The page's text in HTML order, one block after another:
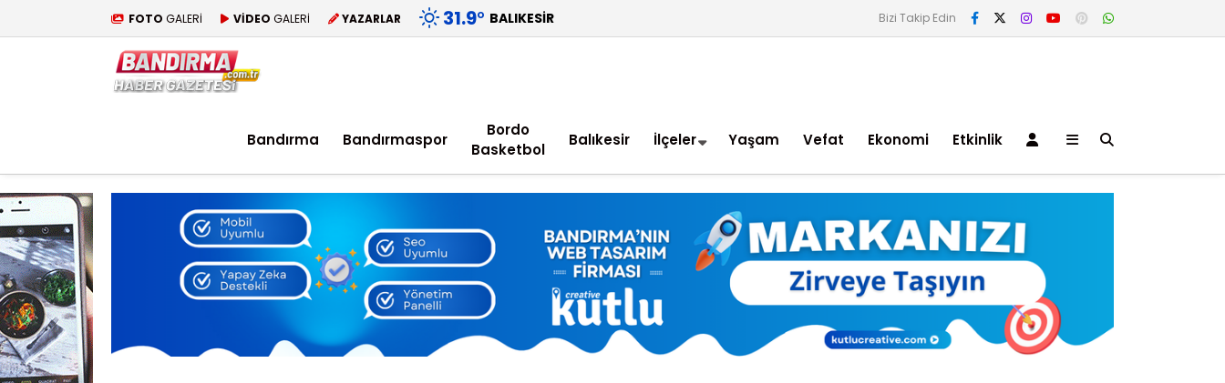
FOTO GALERİ VİDEO GALERİ YAZARLAR 31.9° BALIKESIR Bizi Takip Edin
Bandırma Bandırmaspor
Bordo
Basketbol
Balıkesir İlçeler Yaşam Vefat Ekonomi Etkinlik